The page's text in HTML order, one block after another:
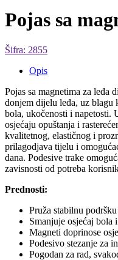
Pojas sa
Šifra: 2855
Opis
Pojas sa magnetima za leđa
donjem dijelu leđa, uz blagu
bola, ukočenosti i napetosti.
osjećaju opuštanja i
kvalitetnog, elastičnog i
prilagodjava tijelu i
dana. Podesive trake
zavisnosti od potreba
Prednosti:
Pruža stabilnu
Smanjuje osjećaj bola
Magneti doprinose
Podesivo stezanje za
Pogodan za rad,